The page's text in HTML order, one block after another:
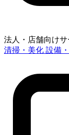
法人・店舗向けサ
清掃・美化 設備